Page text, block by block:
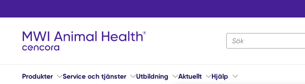
Webbplatsens sökning
Produkter Service och tjänster Utbildning Aktuellt Hjälp